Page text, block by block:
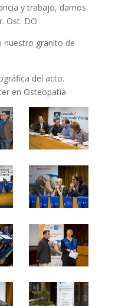
y trabajo, damos
Ost. DO
nuestro granito de
del acto.
en Osteopatía